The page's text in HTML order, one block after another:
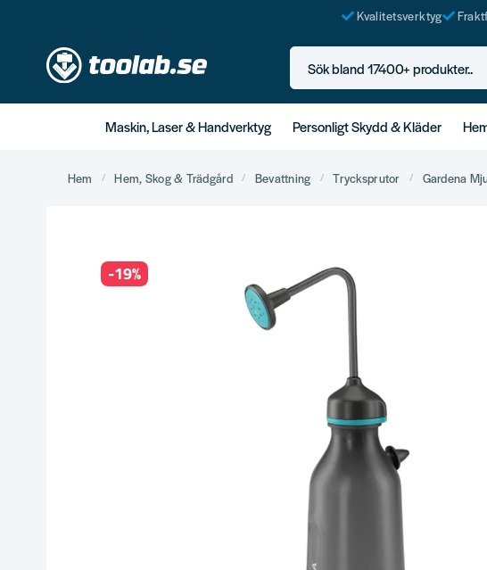
Kvalitetsverktyg
Sök bland 17400+ produkter..
Maskin, Laser & Handverktyg Personligt Skydd & Kläder
Hem Hem, Skog & Trädgård Bevattning Trycksprutor Gardena
-19%